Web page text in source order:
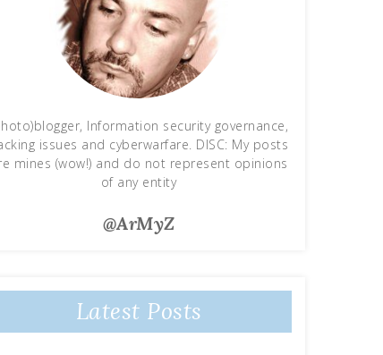
Information security governance,
issues and cyberwarfare. DISC: My posts
mines (wow!) and do not represent opinions
of any entity
@ArMyZ
Latest Posts